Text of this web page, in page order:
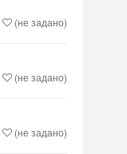
(не задано)
(не задано)
(не задано)